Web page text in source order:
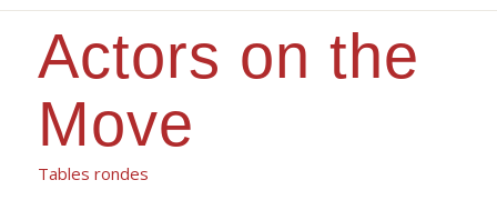
Actors on the
Move
Tables rondes